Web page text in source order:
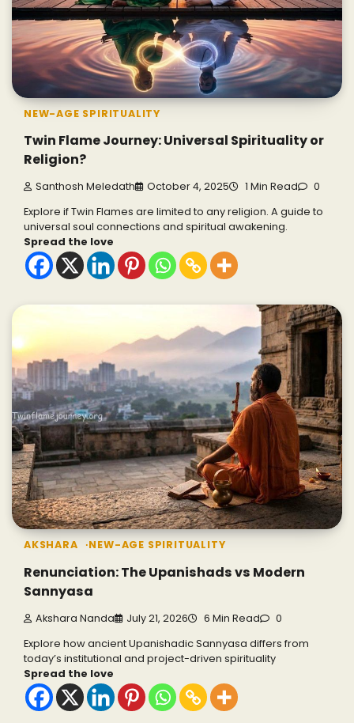
NEW-AGE SPIRITUALITY
Twin Flame Journey: Universal Spirituality or
Religion?
Santhosh Meledath October 4, 2025 1 Min Read 0
Explore if Twin Flames are limited to any religion. A guide to
universal soul connections and spiritual awakening.
Spread the love
AKSHARA NEW-AGE SPIRITUALITY
Renunciation: The Upanishads vs Modern
Sannyasa
Akshara Nanda July 21, 2026 6 Min Read 0
Explore how ancient Upanishadic Sannyasa differs from
today’s institutional and project-driven spirituality
Spread the love